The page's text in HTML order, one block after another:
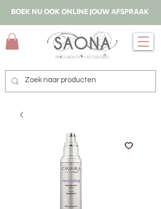
BOEK NU OOK ONLINE JOUW AFSPRAAK